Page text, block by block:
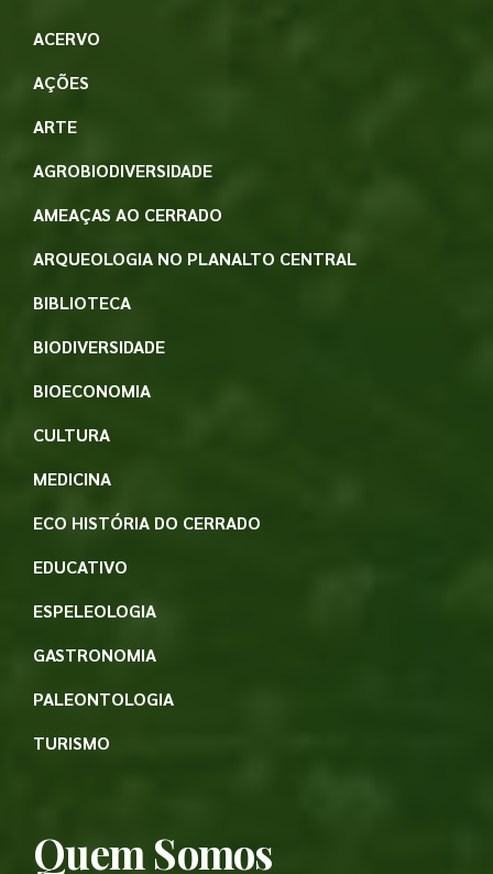
ACERVO
AÇÕES
ARTE
AGROBIODIVERSIDADE
AMEAÇAS AO CERRADO
ARQUEOLOGIA NO PLANALTO CENTRAL
BIBLIOTECA
BIODIVERSIDADE
BIOECONOMIA
CULTURA
MEDICINA
ECO HISTÓRIA DO CERRADO
EDUCATIVO
ESPELEOLOGIA
GASTRONOMIA
PALEONTOLOGIA
TURISMO
Quem Somos